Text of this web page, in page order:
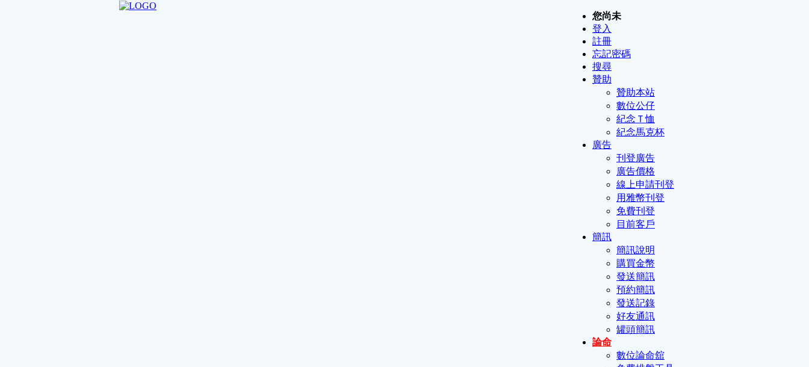
您尚未
登入
註冊
忘記密碼
搜尋
贊助
贊助本站
數位公仔
紀念Ｔ恤
紀念馬克杯
廣告
刊登廣告
廣告價格
線上申請刊登
用雅幣刊登
免費刊登
目前客戶
簡訊
簡訊說明
購買金幣
發送簡訊
預約簡訊
發送記錄
好友通訊
罐頭簡訊
論命
數位論命舘